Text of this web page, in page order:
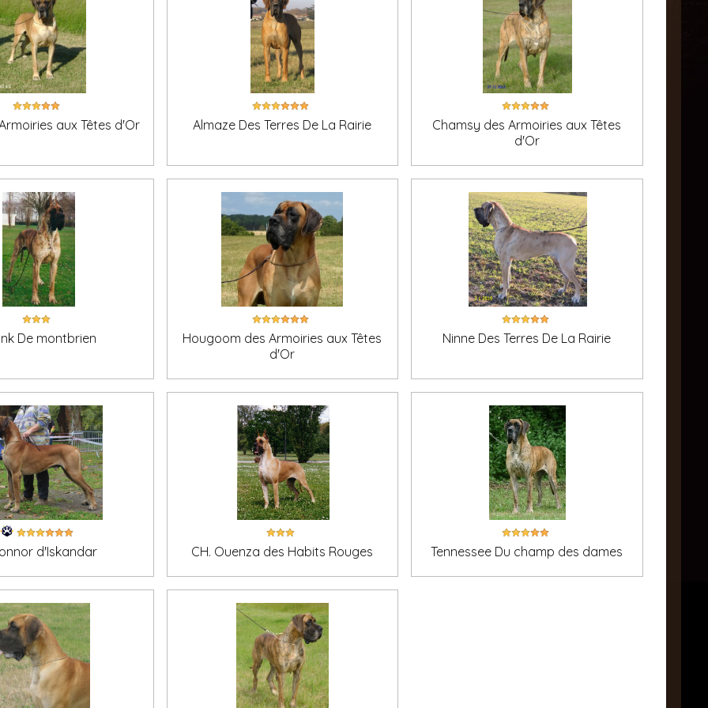
aux Têtes d'Or Almaze Des Terres De La Rairie
Chamsy des Armoiries aux Têtes
d'Or
De montbrien
Hougoom des Armoiries aux Têtes
d'Or
Ninne Des Terres De La Rairie
d'Iskandar CH. Ouenza des Habits Rouges Tennessee Du champ des dames